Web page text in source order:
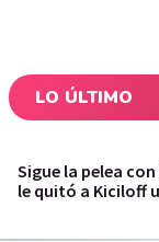
LO ÚLTIMO
Sigue la pelea
le quitó a Kiciloff